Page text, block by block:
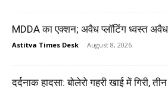
MDDA का एक्शन; अवैध प्लॉटिंग ध्वस्त अवैध
Astitva Times Desk - August 8, 2026
दर्दनाक हादसा: बोलेरो गहरी खाई में गिरी,